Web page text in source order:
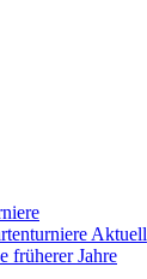
Aktuell
früherer Jahre